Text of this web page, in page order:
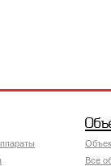
Все